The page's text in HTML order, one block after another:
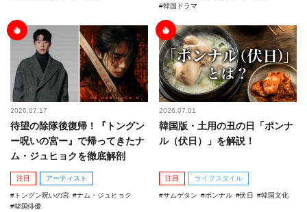
韓国ドラマ
2026.07.17
待望の除隊後復帰！『トングン
ー呪いの宮ー』で帰ってきたナ
ム・ジュヒョクを徹底解剖
注目 アーティスト
トングン呪いの宮
ナム・ジュヒョク
韓国俳優
2026.07.01
韓国版・土用の丑の日「ポンナ
ル（伏日）」を解説！
注目 ライフスタイル
サムゲタン ポンナル 伏日 韓国文化